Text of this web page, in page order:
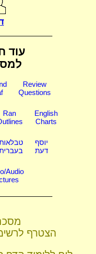
עוד
Review
Questions
Ran
English
Charts
יוסף
דעת
Audio
הצטרף